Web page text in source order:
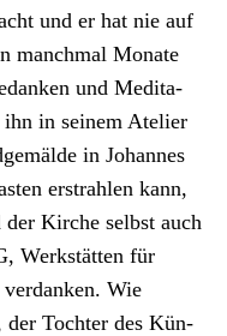
und er hat nie auf
manch­mal Monate
und Med­i­ta­
in seinem Ate­lier
in Johannes
erstrahlen kann,
Kirche selb­st auch
Werk­stät­ten für
Wie
der Tochter des Kün­